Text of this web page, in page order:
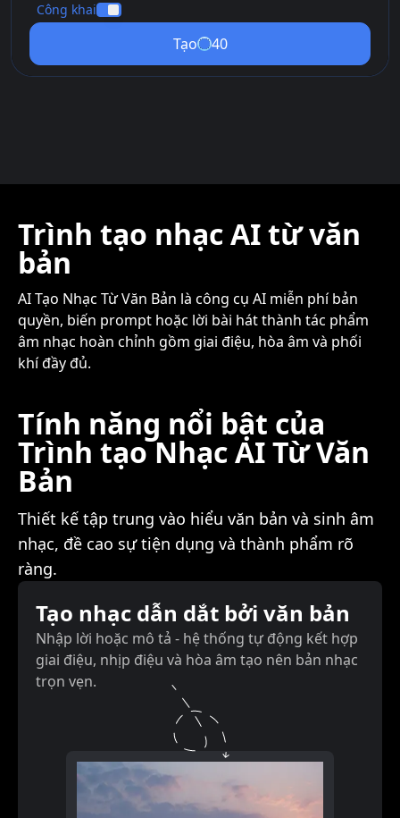
Công khai
Tạo 40
Trình tạo nhạc AI từ văn
bản
AI Tạo Nhạc Từ Văn Bản là công cụ AI miễn phí bản
quyền, biến prompt hoặc lời bài hát thành tác phẩm
âm nhạc hoàn chỉnh gồm giai điệu, hòa âm và phối
khí đầy đủ.
Tính năng nổi bật của
Trình tạo Nhạc AI Từ Văn
Bản
Thiết kế tập trung vào hiểu văn bản và sinh âm
nhạc, đề cao sự tiện dụng và thành phẩm rõ
ràng.
Tạo nhạc dẫn dắt bởi văn bản
Nhập lời hoặc mô tả - hệ thống tự động kết hợp
giai điệu, nhịp điệu và hòa âm tạo nên bản nhạc
trọn vẹn.